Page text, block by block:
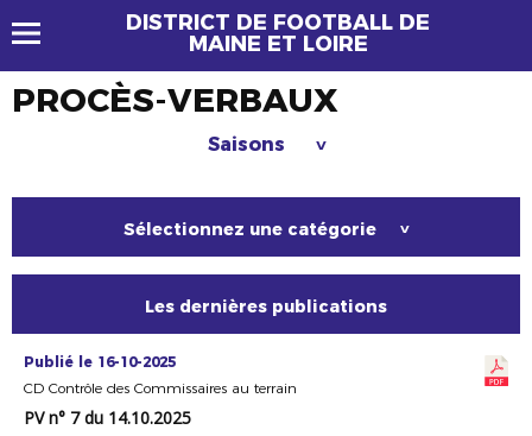
DISTRICT DE FOOTBALL DE
MAINE ET LOIRE
PROCÈS-VERBAUX
Saisons >
Sélectionnez une catégorie >
Les dernières publications
Publié le 16-10-2025
CD Contrôle des Commissaires au terrain
PV n° 7 du 14.10.2025